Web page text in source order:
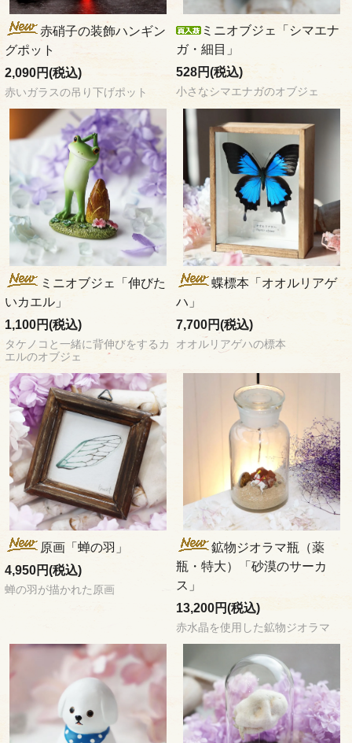
赤硝子の装飾ハンギン
グポット
2,090円(税込)
赤いガラスの吊り下げポット
ミニオブジェ「シマエナ
ガ・細目」
528円(税込)
小さなシマエナガのオブジェ
ミニオブジェ「伸びた
いカエル」
1,100円(税込)
タケノコと一緒に背伸びをするカ
エルのオブジェ
蝶標本「オオルリアゲ
ハ」
7,700円(税込)
オオルリアゲハの標本
原画「蝉の羽」
4,950円(税込)
蝉の羽が描かれた原画
鉱物ジオラマ瓶（薬
瓶・特大）「砂漠のサーカ
ス」
13,200円(税込)
赤水晶を使用した鉱物ジオラマ